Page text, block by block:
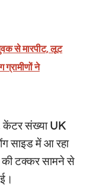
से मारपीट, लूट
ने
केंटर संख्या UK
साइड में आ रहा
की टक्कर सामने से